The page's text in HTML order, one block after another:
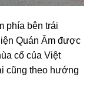
phía bên trái
Quán Âm được
cổ của Việt
cũng theo hướng